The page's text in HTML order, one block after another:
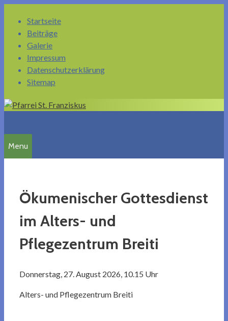
Inhalt
Startseite
Beiträge
Galerie
Impressum
Datenschutzerklärung
Sitemap
Menu
Ökumenischer Gottesdienst
im Alters- und
Pflegezentrum Breiti
Donnerstag, 27. August 2026, 10.15 Uhr
Alters- und Pflegezentrum Breiti